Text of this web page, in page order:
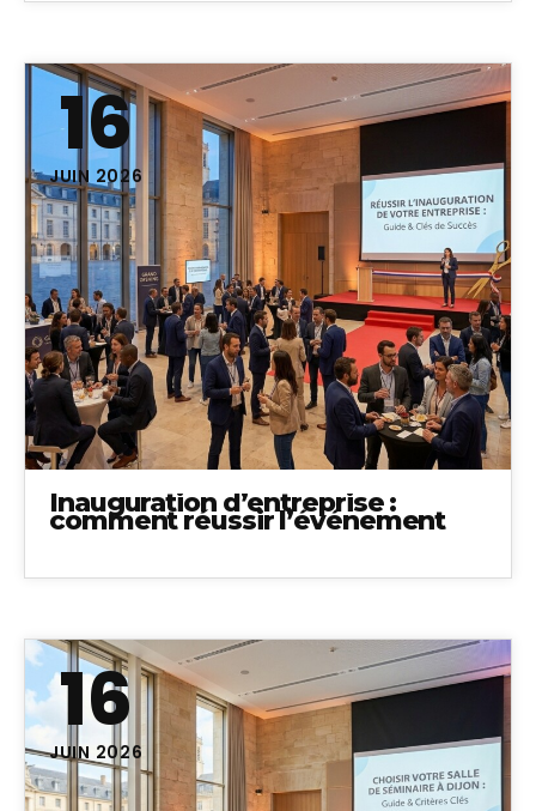
16
JUIN 2026
Inauguration d’entreprise :
comment réussir l’événement
16
JUIN 2026